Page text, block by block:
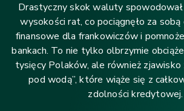
Drastyczny skok waluty
wysokości rat, co pociągnęło za
finansowe dla frankowiczów i
bankach. To nie tylko olbrzymie
tysięcy Polaków, ale również zjawisko
pod wodą”, które wiąże się z
zdolności kredytowej.